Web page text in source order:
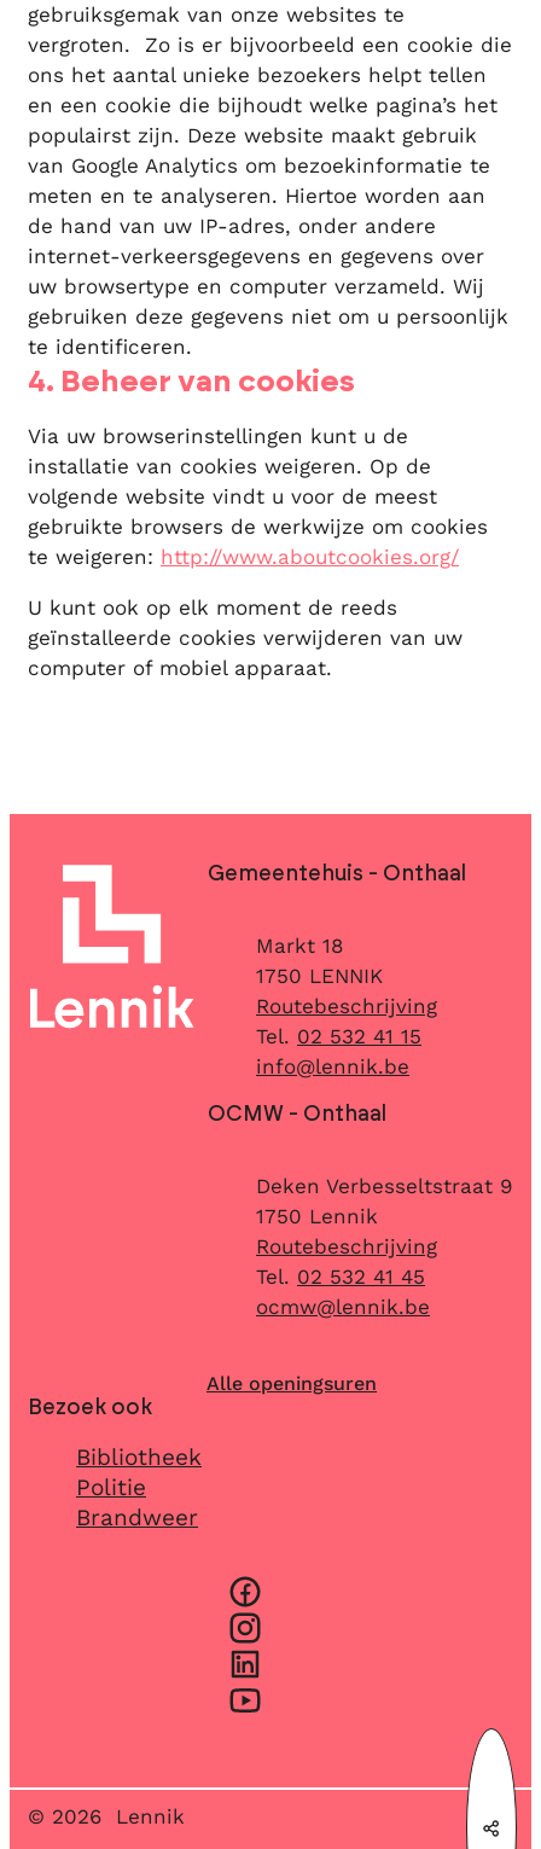
gebruiksgemak van onze websites te
vergroten. Zo is er bijvoorbeeld een cookie die
ons het aantal unieke bezoekers helpt tellen
en een cookie die bijhoudt welke pagina’s het
populairst zijn. Deze website maakt gebruik
van Google Analytics om bezoekinformatie te
meten en te analyseren. Hiertoe worden aan
de hand van uw IP-adres, onder andere
internet-verkeersgegevens en gegevens over
uw browsertype en computer verzameld. Wij
gebruiken deze gegevens niet om u persoonlijk
te identificeren.
4. Beheer van cookies
Via uw browserinstellingen kunt u de
installatie van cookies weigeren. Op de
volgende website vindt u voor de meest
gebruikte browsers de werkwijze om cookies
te weigeren: http://www.aboutcookies.org/
U kunt ook op elk moment de reeds
geïnstalleerde cookies verwijderen van uw
computer of mobiel apparaat.
Contact & openingsuren
Gemeentehuis - Onthaal
AdresMarkt 18
,1750 LENNIK
Routebeschrijving
02 532 41 15
E-mailinfo@lennik.be
OCMW - Onthaal
AdresDeken Verbesseltstraat 9
,1750 Lennik
Routebeschrijving
02 532 41 45
E-mailocmw@lennik.be
Alle openingsuren
Bezoek ook
Bibliotheek
Politie
Brandweer
© 2026 Lennik